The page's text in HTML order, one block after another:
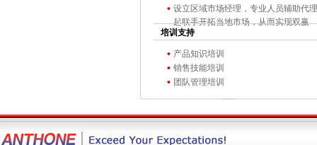
设立区域市场经理，专业人员辅助代
起联手开拓当地市场，从而实现双赢
培训支持
产品知识培训
销售技能培训
团队管理培训